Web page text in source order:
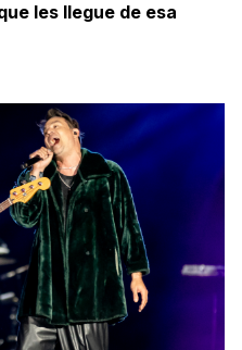
les llegue de esa